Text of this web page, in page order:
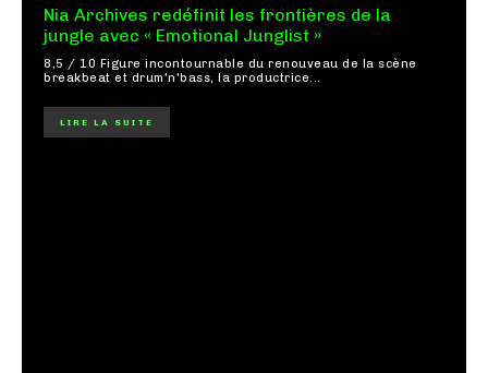
Nia Archives redéfinit les frontières de la
jungle avec « Emotional Junglist »
8,5 / 10 Figure incontournable du renouveau de la scène
breakbeat et drum'n'bass, la productrice...
LIRE LA SUITE